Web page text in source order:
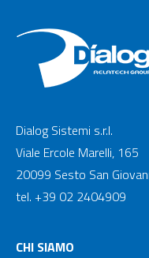
Dialog Sistemi s.r.l.
Viale Ercole Marelli, 165
20099 Sesto San
tel. +39 02 2404909
CHI SIAMO